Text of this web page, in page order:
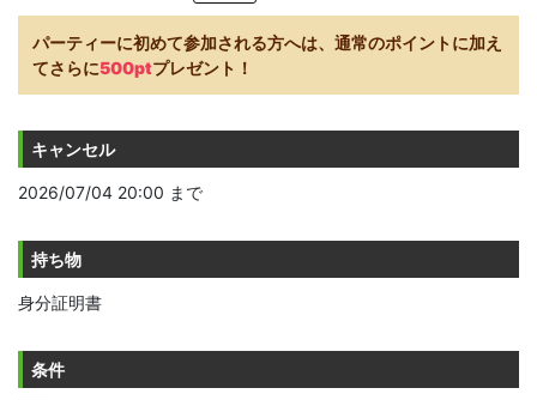
パーティーに初めて参加される方へは、通常のポイントに加え
てさらに500ptプレゼント！
キャンセル
2026/07/04 20:00 まで
持ち物
身分証明書
条件